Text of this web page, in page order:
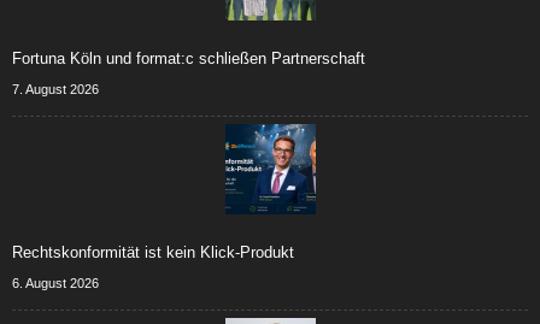
Fortuna Köln und format:c schließen Partnerschaft
7. August 2026
Rechtskonformität ist kein Klick-Produkt
6. August 2026